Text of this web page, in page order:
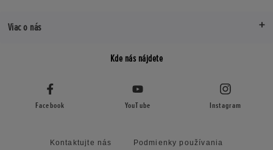
Viac o nás
Kde nás nájdete
Facebook YouTube Instagram
Kontaktujte nás Podmienky používania